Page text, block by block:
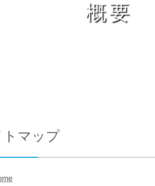
せ 交通アクセス
概要
トマップ